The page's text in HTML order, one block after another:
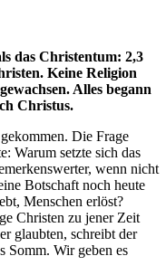
das Christentum: 2,3
Keine Religion
Alles begann
Christus.
Die Frage
Warum setzte sich das
wenn nicht
Botschaft noch heute
Menschen erlöst?
Christen zu jener Zeit
glaubten, schreibt der
Somm. Wir geben es